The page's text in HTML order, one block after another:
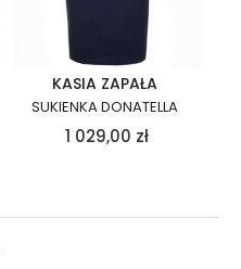
KASIA ZAPAŁA
SUKIENKA DONATELLA
1 029,00 zł